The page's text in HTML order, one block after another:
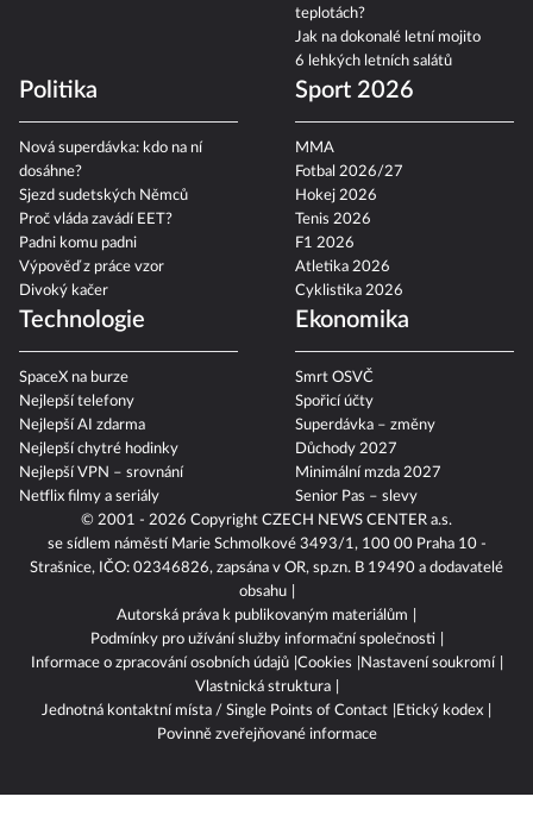
© 2001 - 2026 Copyright CZECH NEWS CENTER a.s.
se sídlem náměstí Marie Schmolkové 3493/1, 100 00 Praha 10 -
Strašnice, IČO: 02346826, zapsána v OR, sp.zn. B 19490 a dodavatelé
obsahu
Autorská práva k publikovaným materiálům
Podmínky pro užívání služby informační společnosti
Informace o zpracování osobních údajů Cookies
Nastavení soukromí
Vlastnická struktura
Jednotná kontaktní místa / Single Points of Contact
Etický kodex
Povinně zveřejňované informace
teplotách?
Jak na dokonalé letní mojito
6 lehkých letních salátů
Politika
Nová superdávka: kdo na ní
dosáhne?
Sjezd sudetských Němců
Proč vláda zavádí EET?
Padni komu padni
Výpověď z práce vzor
Divoký kačer
Sport 2026
MMA
Fotbal 2026/27
Hokej 2026
Tenis 2026
F1 2026
Atletika 2026
Cyklistika 2026
Technologie
SpaceX na burze
Nejlepší telefony
Nejlepší AI zdarma
Nejlepší chytré hodinky
Nejlepší VPN – srovnání
Netflix filmy a seriály
Ekonomika
Smrt OSVČ
Spořicí účty
Superdávka – změny
Důchody 2027
Minimální mzda 2027
Senior Pas – slevy